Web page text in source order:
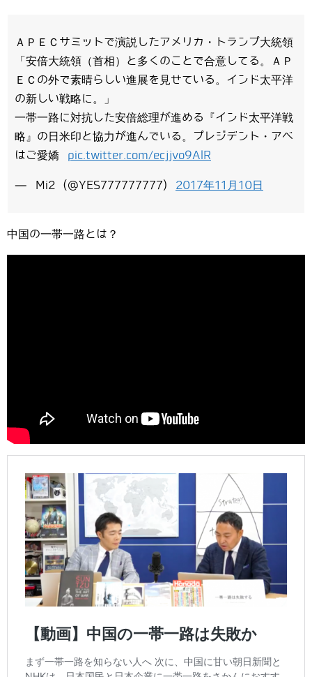
ＡＰＥＣサミットで演説したアメリカ・トランプ大統領
「安倍大統領（首相）と多くのことで合意してる。ＡＰ
ＥＣの外で素晴らしい進展を見せている。インド太平洋
の新しい戦略に。」
一帯一路に対抗した安倍総理が進める『インド太平洋戦
略』の日米印と協力が進んでいる。プレジデント・アベ
はご愛嬌 pic.twitter.com/ecjjvo9AlR
— Mi2 (@YES777777777) 2017年11月10日
中国の一帯一路とは？